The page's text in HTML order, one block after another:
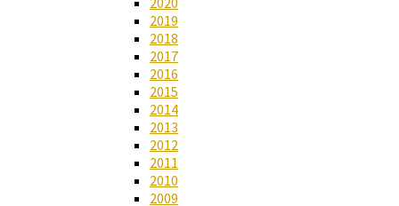
2019
2018
2017
2016
2015
2014
2013
2012
2011
2010
2009